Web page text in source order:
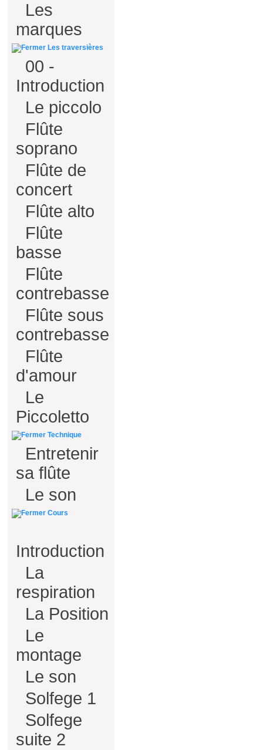
Les
marques
Les traversières
00 -
Introduction
Le piccolo
Flûte
soprano
Flûte de
concert
Flûte alto
Flûte
basse
Flûte
contrebasse
Flûte sous
contrebasse
Flûte
d'amour
Le
Piccoletto
Technique
Entretenir
sa flûte
Le son
Cours
Introduction
La
respiration
La Position
Le
montage
Le son
Solfege 1
Solfege
suite 2